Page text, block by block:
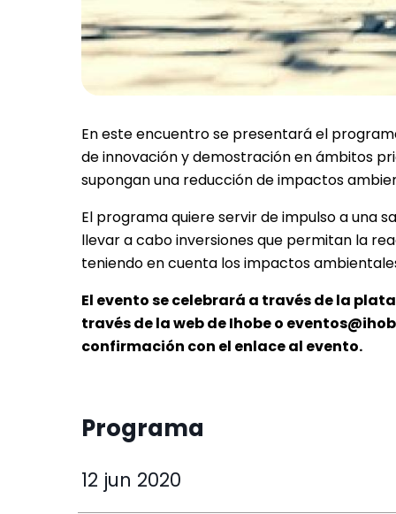
En este encuentro se presentará el
de innovación y demostración en ámbitos
supongan una reducción de impactos
El programa quiere servir de impulso a una
llevar a cabo inversiones que permitan la
teniendo en cuenta los impactos
El evento se celebrará a través de la
través de la web de Ihobe o
confirmación con el enlace al evento.
Programa
12 jun 2020